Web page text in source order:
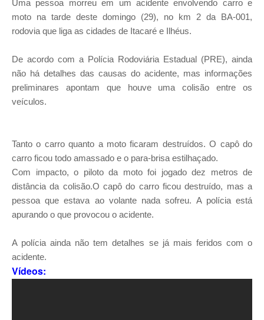
Uma pessoa morreu em um acidente envolvendo carro e
moto na tarde deste domingo (29), no km 2 da BA-001,
rodovia que liga as cidades de Itacaré e Ilhéus.
De acordo com a Polícia Rodoviária Estadual (PRE), ainda
não há detalhes das causas do acidente, mas informações
preliminares apontam que houve uma colisão entre os
veículos.
Tanto o carro quanto a moto ficaram destruídos. O capô do
carro ficou todo amassado e o para-brisa estilhaçado.
Com impacto, o piloto da moto foi jogado dez metros de
distância da colisão.O capô do carro ficou destruído, mas a
pessoa que estava ao volante nada sofreu. A polícia está
apurando o que provocou o acidente.
A polícia ainda não tem detalhes se já mais feridos com o
acidente.
Vídeos: